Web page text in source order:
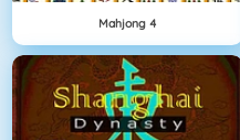
Mahjong 4